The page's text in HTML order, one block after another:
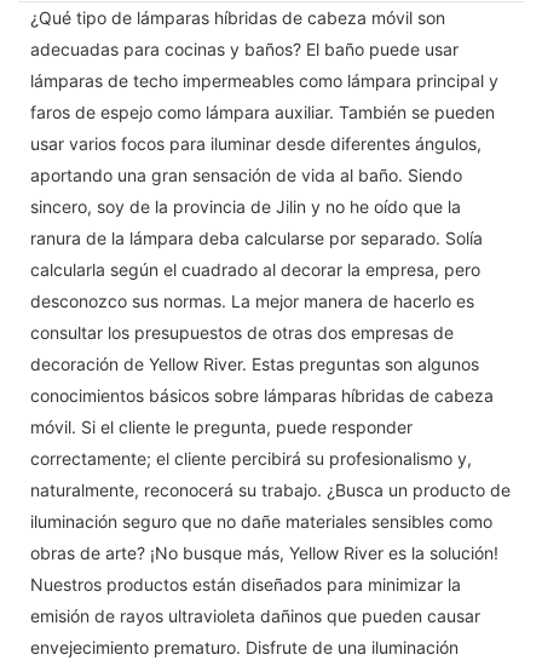
¿Qué tipo de lámparas híbridas de cabeza móvil son
adecuadas para cocinas y baños? El baño puede usar
lámparas de techo impermeables como lámpara principal y
faros de espejo como lámpara auxiliar. También se pueden
usar varios focos para iluminar desde diferentes ángulos,
aportando una gran sensación de vida al baño. Siendo
sincero, soy de la provincia de Jilin y no he oído que la
ranura de la lámpara deba calcularse por separado. Solía ​​
calcularla según el cuadrado al decorar la empresa, pero
desconozco sus normas. La mejor manera de hacerlo es
consultar los presupuestos de otras dos empresas de
decoración de Yellow River. Estas preguntas son algunos
conocimientos básicos sobre lámparas híbridas de cabeza
móvil. Si el cliente le pregunta, puede responder
correctamente; el cliente percibirá su profesionalismo y,
naturalmente, reconocerá su trabajo. ¿Busca un producto de
iluminación seguro que no dañe materiales sensibles como
obras de arte? ¡No busque más, Yellow River es la solución!
Nuestros productos están diseñados para minimizar la
emisión de rayos ultravioleta dañinos que pueden causar
envejecimiento prematuro. Disfrute de una iluminación